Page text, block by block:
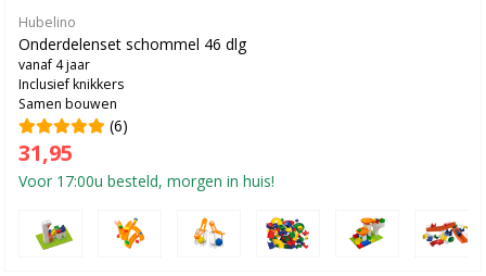
Hubelino
Onderdelenset schommel 46 dlg
vanaf 4 jaar
Inclusief knikkers
Samen bouwen
(6)
31,95
Voor 17:00u besteld, morgen in huis!